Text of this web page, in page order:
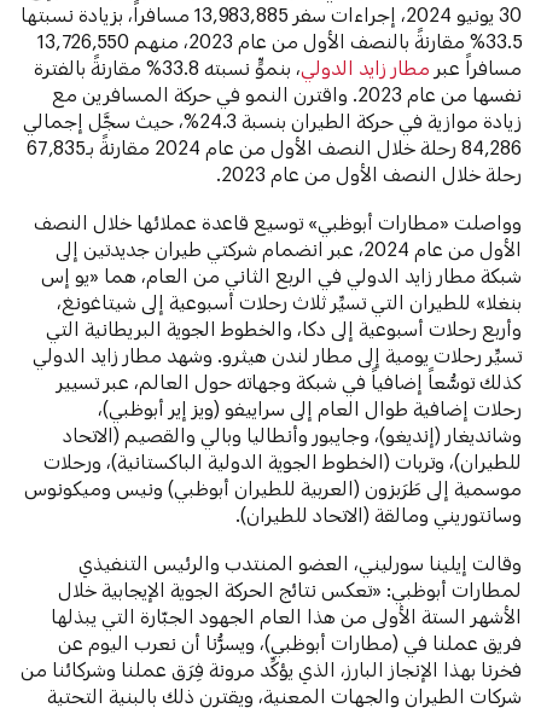
30 يونيو 2024، إجراءات سفر 13,983,885 مسافراً، بزيادة نسبتها
33.5% مقارنةً بالنصف الأول من عام 2023، منهم 13,726,550
مسافراً عبر مطار زايد الدولي
، بنموٍّ نسبته 33.8% مقارنةً بالفترة
نفسها من عام 2023. واقترن النمو في حركة المسافرين مع
زيادة موازية في حركة الطيران بنسبة 24.3%، حيث سجَّل إجمالي
84,286 رحلة خلال النصف الأول من عام 2024 مقارنةً بـ67,835
رحلة خلال النصف الأول من عام 2023.
وواصلت «مطارات أبوظبي» توسيع قاعدة عملائها خلال النصف
الأول من عام 2024، عبر انضمام شركتي طيران جديدتين إلى
شبكة مطار زايد الدولي في الربع الثاني من العام، هما «يو إس
بنغلا» للطيران التي تسيِّر ثلاث رحلات أسبوعية إلى شيتاغونغ،
وأربع رحلات أسبوعية إلى دكا، والخطوط الجوية البريطانية التي
تسيِّر رحلات يومية إلى مطار لندن هيثرو. وشهد مطار زايد الدولي
كذلك توسُّعاً إضافياً في شبكة وجهاته حول العالم، عبر تسيير
رحلات إضافية طوال العام إلى سراييفو (ويز إير أبوظبي)،
وشانديغار (إنديغو)، وجايبور وأنطاليا وبالي والقصيم (الاتحاد
للطيران)، وتربات (الخطوط الجوية الدولية الباكستانية)، ورحلات
موسمية إلى طَرَبزون (العربية للطيران أبوظبي) ونيس وميكونوس
وسانتوريني ومالقة (الاتحاد للطيران).
وقالت إيلينا سورليني، العضو المنتدب والرئيس التنفيذي
لمطارات أبوظبي: «تعكس نتائج الحركة الجوية الإيجابية خلال
الأشهر الستة الأولى من هذا العام الجهود الجبّارة التي يبذلها
فريق عملنا في (مطارات أبوظبي)، ويسرُّنا أن نعرب اليوم عن
فخرنا بهذا الإنجاز البارز، الذي يؤكِّد مرونة فِرَق عملنا وشركائنا من
شركات الطيران والجهات المعنية، ويقترن ذلك بالبنية التحتية